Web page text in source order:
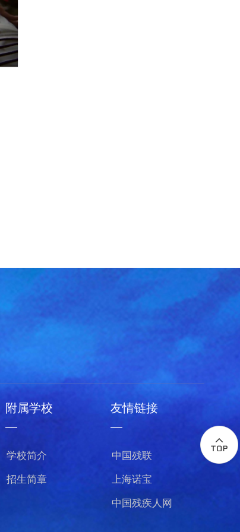
附属学校
—
学校简介
招生简章
友情链接
—
中国残联
上海诺宝
中国残疾人网